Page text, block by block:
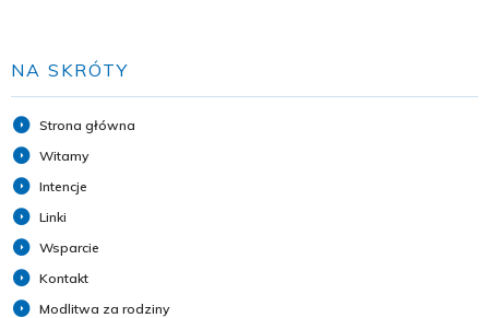
NA SKRÓTY
Strona główna
Witamy
Intencje
Linki
Wsparcie
Kontakt
Modlitwa za rodziny